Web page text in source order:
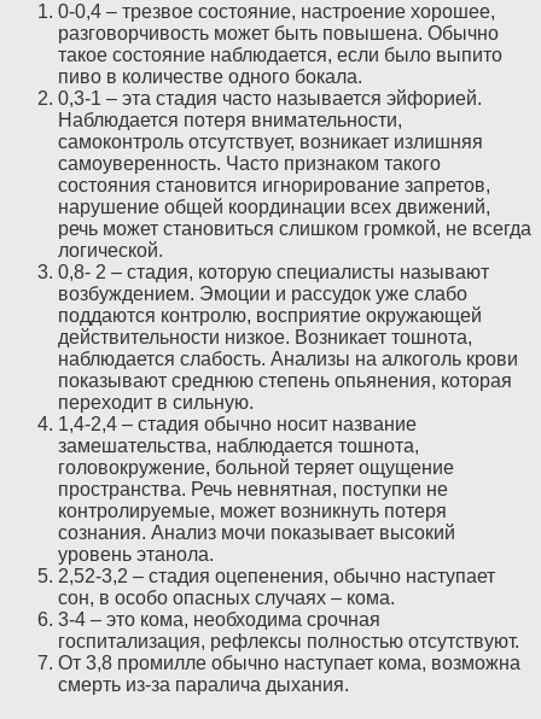
0-0,4 – трезвое состояние, настроение хорошее,
разговорчивость может быть повышена. Обычно
такое состояние наблюдается, если было выпито
пиво в количестве одного бокала.
0,3-1 – эта стадия часто называется эйфорией.
Наблюдается потеря внимательности,
самоконтроль отсутствует, возникает излишняя
самоуверенность. Часто признаком такого
состояния становится игнорирование запретов,
нарушение общей координации всех движений,
речь может становиться слишком громкой, не всегда
логической.
0,8- 2 – стадия, которую специалисты называют
возбуждением. Эмоции и рассудок уже слабо
поддаются контролю, восприятие окружающей
действительности низкое. Возникает тошнота,
наблюдается слабость. Анализы на алкоголь крови
показывают среднюю степень опьянения, которая
переходит в сильную.
1,4-2,4 – стадия обычно носит название
замешательства, наблюдается тошнота,
головокружение, больной теряет ощущение
пространства. Речь невнятная, поступки не
контролируемые, может возникнуть потеря
сознания. Анализ мочи показывает высокий
уровень этанола.
2,52-3,2 – стадия оцепенения, обычно наступает
сон, в особо опасных случаях – кома.
3-4 – это кома, необходима срочная
госпитализация, рефлексы полностью отсутствуют.
От 3,8 промилле обычно наступает кома, возможна
смерть из-за паралича дыхания.